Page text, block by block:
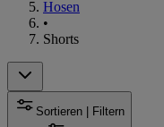
Hosen
•
Shorts
Sortieren | Filtern